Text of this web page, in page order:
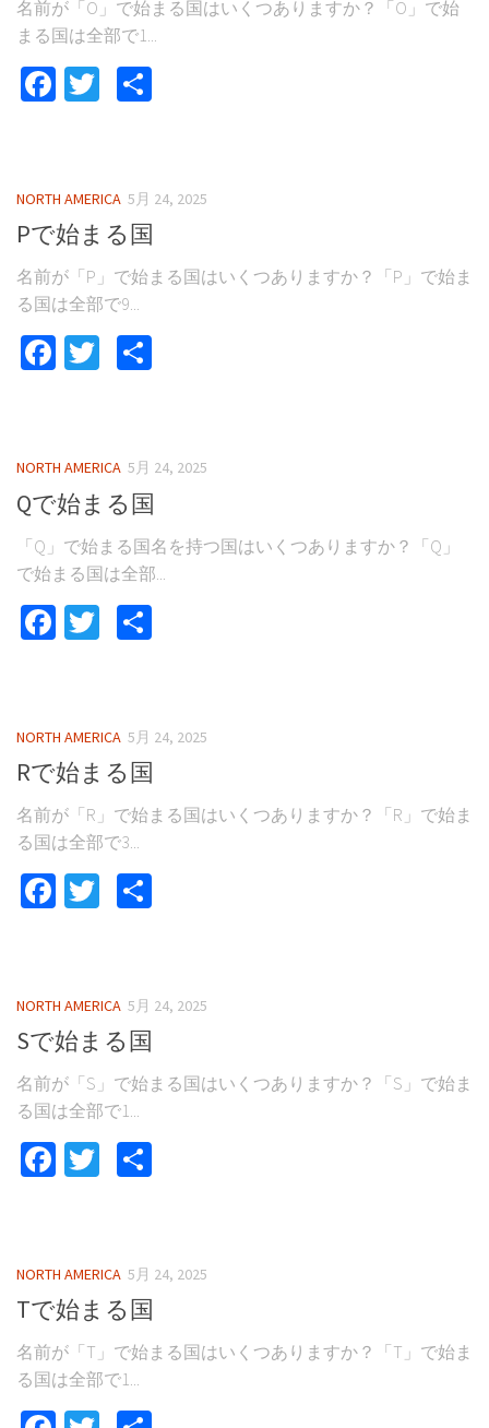
名前が「O」で始まる国はいくつありますか？「O」で始
まる国は全部で1...
Facebook
Twitter
NORTH AMERICA 5月 24, 2025
Pで始まる国
名前が「P」で始まる国はいくつありますか？「P」で始ま
る国は全部で9...
Facebook
Twitter
NORTH AMERICA 5月 24, 2025
Qで始まる国
「Q」で始まる国名を持つ国はいくつありますか？「Q」
で始まる国は全部...
Facebook
Twitter
NORTH AMERICA 5月 24, 2025
Rで始まる国
名前が「R」で始まる国はいくつありますか？「R」で始ま
る国は全部で3...
Facebook
Twitter
NORTH AMERICA 5月 24, 2025
Sで始まる国
名前が「S」で始まる国はいくつありますか？「S」で始ま
る国は全部で1...
Facebook
Twitter
NORTH AMERICA 5月 24, 2025
Tで始まる国
名前が「T」で始まる国はいくつありますか？「T」で始ま
る国は全部で1...